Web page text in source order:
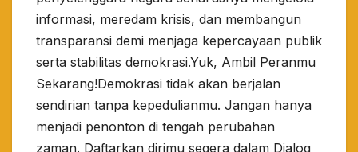
informasi, meredam krisis, dan membangun
transparansi demi menjaga kepercayaan publik
serta stabilitas demokrasi.​Yuk, Ambil Peranmu
Sekarang!​Demokrasi tidak akan berjalan
sendirian tanpa kepedulianmu. Jangan hanya
menjadi penonton di tengah perubahan
zaman. Daftarkan dirimu segera dalam Dialog